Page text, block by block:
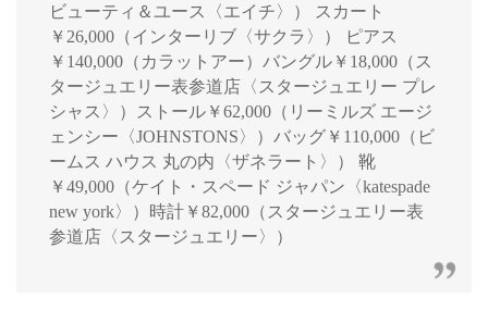
ビューティ＆ユース〈エイチ〉） スカート
￥26,000（インターリブ〈サクラ〉） ピアス
￥140,000（カラットアー）バングル￥18,000（ス
タージュエリー表参道店〈スタージュエリー プレ
シャス〉）ストール￥62,000（リーミルズ エージ
ェンシー〈JOHNSTONS〉）バッグ￥110,000（ビ
ームス ハウス 丸の内〈ザネラート〉） 靴
￥49,000（ケイト・スペード ジャパン〈katespade
new york〉）時計￥82,000（スタージュエリー表
参道店〈スタージュエリー〉）